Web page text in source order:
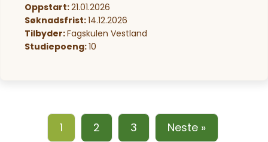
Oppstart:21.01.2026
Søknadsfrist:14.12.2026
Tilbyder:Fagskulen Vestland
Studiepoeng:10
1 2 3 Neste »